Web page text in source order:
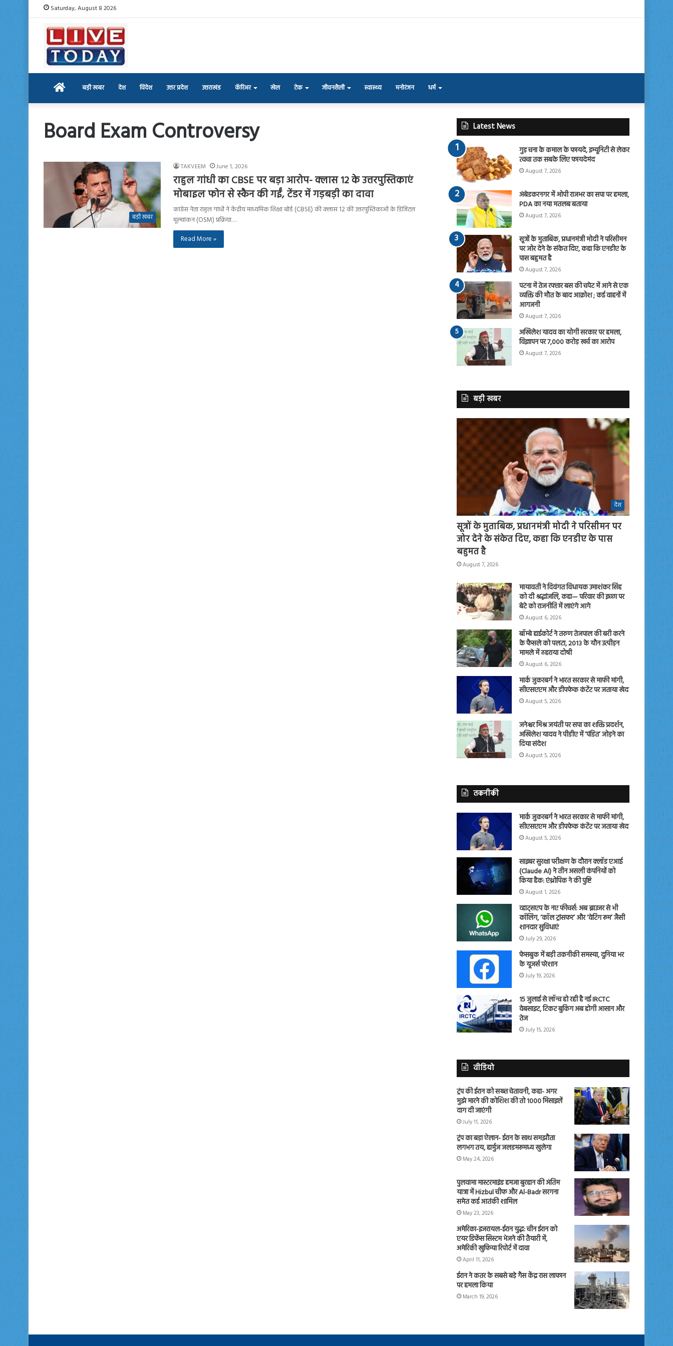
Saturday, August 8 2026
Home बड़ी खबर देश विदेश उत्तर प्रदेश उत्तराखंड कॅरिअर खेल टेक जीवनशैली स्वास्थ्य मनोरंजन धर्म
Board Exam Controversy
बड़ी खबर
TAKVEEM June 1, 2026
राहुल गांधी का CBSE पर बड़ा आरोप- क्लास 12 के उत्तरपुस्तिकाएं
मोबाइल फोन से स्कैन की गईं, टेंडर में गड़बड़ी का दावा
कांग्रेस नेता राहुल गांधी ने केंद्रीय माध्यमिक शिक्षा बोर्ड (CBSE) की क्लास 12 की उत्तरपुस्तिकाओं के डिजिटल
मूल्यांकन (OSM) प्रक्रिया…
Read More »
Latest News
गुड़ चना के कमाल के फायदे, इम्यूनिटी से लेकर
त्वचा तक सबके लिए फायदेमंद
August 7, 2026
अंबेडकरनगर में ओपी राजभर का सपा पर हमला,
PDA का नया मतलब बताया
August 7, 2026
सूत्रों के मुताबिक, प्रधानमंत्री मोदी ने परिसीमन
पर जोर देने के संकेत दिए, कहा कि एनडीए के
पास बहुमत है
August 7, 2026
पटना में तेज रफ्तार बस की चपेट में आने से एक
व्यक्ति की मौत के बाद आक्रोश ; कई वाहनों में
आगजनी
August 7, 2026
अखिलेश यादव का योगी सरकार पर हमला,
विज्ञापन पर 7,000 करोड़ खर्च का आरोप
August 7, 2026
बड़ी खबर
देश
सूत्रों के मुताबिक, प्रधानमंत्री मोदी ने परिसीमन पर
जोर देने के संकेत दिए, कहा कि एनडीए के पास
बहुमत है
August 7, 2026
मायावती ने दिवंगत विधायक उमाशंकर सिंह
को दी श्रद्धांजलि, कहा— परिवार की इच्छा पर
बेटे को राजनीति में लाएंगे आगे
August 6, 2026
बॉम्बे हाईकोर्ट ने तरुण तेजपाल की बरी करने
के फैसले को पलटा, 2013 के यौन उत्पीड़न
मामले में ठहराया दोषी
August 6, 2026
मार्क जुकरबर्ग ने भारत सरकार से माफी मांगी,
सीएसएएम और डीपफेक कंटेंट पर जताया खेद
August 5, 2026
जनेश्वर मिश्र जयंती पर सपा का शक्ति प्रदर्शन,
अखिलेश यादव ने पीडीए में ‘पंडित’ जोड़ने का
दिया संदेश
August 5, 2026
तकनीकी
मार्क जुकरबर्ग ने भारत सरकार से माफी मांगी,
सीएसएएम और डीपफेक कंटेंट पर जताया खेद
August 5, 2026
साइबर सुरक्षा परीक्षण के दौरान क्लॉड एआई
(Claude AI) ने तीन असली कंपनियों को
किया हैक: एंथ्रोपिक ने की पुष्टि
August 1, 2026
व्हाट्सएप के नए फीचर्स: अब ब्राउजर से भी
कॉलिंग, ‘कॉल ट्रांसफर’ और ‘वेटिंग रूम’ जैसी
शानदार सुविधाएं
July 29, 2026
फेसबुक में बड़ी तकनीकी समस्या, दुनिया भर
के यूजर्स परेशान
July 19, 2026
15 जुलाई से लॉन्च हो रही है नई IRCTC
वेबसाइट, टिकट बुकिंग अब होगी आसान और
तेज
July 15, 2026
वीडियो
ट्रंप की ईरान को सख्त चेतावनी, कहा- अगर
मुझे मारने की कोशिश की तो 1000 मिसाइलें
दाग दी जाएंगी
July 11, 2026
ट्रंप का बड़ा ऐलान- ईरान के साथ समझौता
लगभग तय, हार्मुज जलडमरूमध्य खुलेगा
May 24, 2026
पुलवामा मास्टरमाइंड हमजा बुरहान की अंतिम
यात्रा में Hizbul चीफ और Al-Badr सरगना
समेत कई आतंकी शामिल
May 23, 2026
अमेरिका-इजरायल-ईरान युद्ध: चीन ईरान को
एयर डिफेंस सिस्टम भेजने की तैयारी में,
अमेरिकी खुफिया रिपोर्ट में दावा
April 11, 2026
ईरान ने कतर के सबसे बड़े गैस केंद्र रास लाफान
पर हमला किया
March 19, 2026